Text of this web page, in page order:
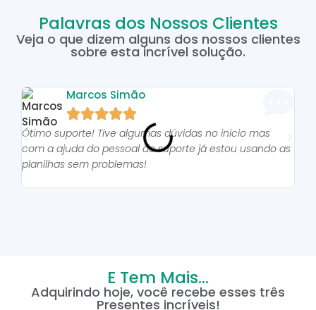
Palavras dos Nossos Clientes
Veja o que dizem alguns dos nossos clientes
sobre esta incrível solução.
Marcos Simão

Ótimo suporte! Tive algumas dúvidas no inicio mas
com a ajuda do pessoal do suporte já estou usando as
planilhas sem problemas!
E Tem Mais...
Adquirindo hoje, você recebe esses três
Presentes incríveis!